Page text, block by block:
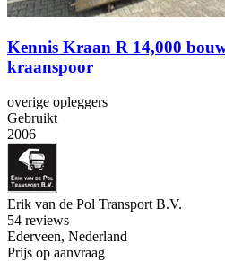
Kennis Kraan R 14,000
kraanspoor
overige opleggers
Gebruikt
2006
Erik van de Pol Transport B.V.
54 reviews
Ederveen, Nederland
Prijs op aanvraag